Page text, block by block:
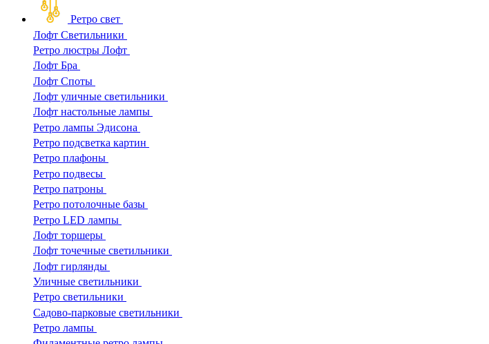
Ретро свет
Лофт Светильники
Ретро люстры Лофт
Лофт Бра
Лофт Споты
Лофт уличные светильники
Лофт настольные лампы
Ретро лампы Эдисона
Ретро подсветка картин
Ретро плафоны
Ретро подвесы
Ретро патроны
Ретро потолочные базы
Ретро LED лампы
Лофт торшеры
Лофт точечные светильники
Лофт гирлянды
Уличные светильники
Ретро светильники
Садово-парковые светильники
Ретро лампы